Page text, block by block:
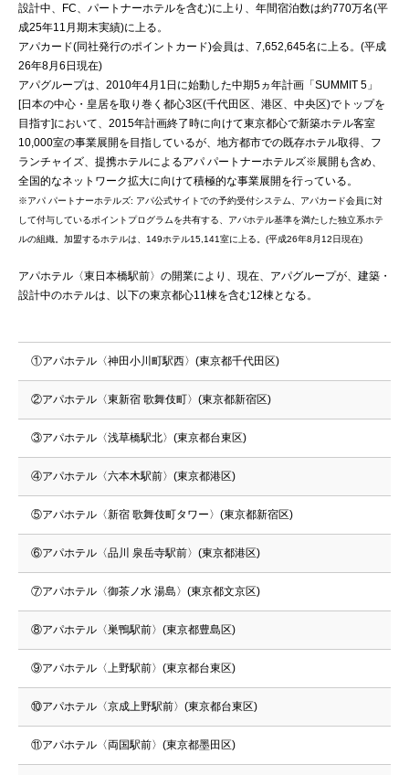
設計中、FC、パートナーホテルを含む)に上り、年間宿泊数は約770万名(平
成25年11月期末実績)に上る。
アパカード(同社発行のポイントカード)会員は、7,652,645名に上る。(平成
26年8月6日現在)
アパグループは、2010年4月1日に始動した中期5ヵ年計画「SUMMIT 5」
[日本の中心・皇居を取り巻く都心3区(千代田区、港区、中央区)でトップを
目指す]において、2015年計画終了時に向けて東京都心で新築ホテル客室
10,000室の事業展開を目指しているが、地方都市での既存ホテル取得、フ
ランチャイズ、提携ホテルによるアパ パートナーホテルズ※展開も含め、
全国的なネットワーク拡大に向けて積極的な事業展開を行っている。
※アパ パートナーホテルズ: アパ公式サイトでの予約受付システム、アパカード会員に対
して付与しているポイントプログラムを共有する、アパホテル基準を満たした独立系ホテ
ルの組織。加盟するホテルは、149ホテル15,141室に上る。(平成26年8月12日現在)
アパホテル〈東日本橋駅前〉の開業により、現在、アパグループが、建築・
設計中のホテルは、以下の東京都心11棟を含む12棟となる。
①アパホテル〈神田小川町駅西〉(東京都千代田区)
②アパホテル〈東新宿 歌舞伎町〉(東京都新宿区)
③アパホテル〈浅草橋駅北〉(東京都台東区)
④アパホテル〈六本木駅前〉(東京都港区)
⑤アパホテル〈新宿 歌舞伎町タワー〉(東京都新宿区)
⑥アパホテル〈品川 泉岳寺駅前〉(東京都港区)
⑦アパホテル〈御茶ノ水 湯島〉(東京都文京区)
⑧アパホテル〈巣鴨駅前〉(東京都豊島区)
⑨アパホテル〈上野駅前〉(東京都台東区)
⑩アパホテル〈京成上野駅前〉(東京都台東区)
⑪アパホテル〈両国駅前〉(東京都墨田区)